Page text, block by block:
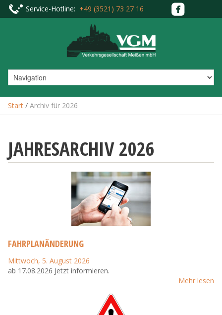
Service-Hotline: +49 (3521) 73 27 16
Start / Archiv für 2026
JAHRESARCHIV2026
FAHRPLANÄNDERUNG
Mittwoch, 5. August 2026
ab 17.08.2026 Jetzt informieren.
Mehr lesen